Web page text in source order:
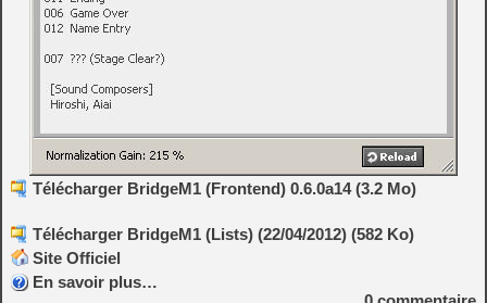
Télécharger BridgeM1 (Frontend) 0.6.0a14 (3.2 Mo)
Télécharger BridgeM1 (Lists) (22/04/2012) (582 Ko)
Site Officiel
En savoir plus…